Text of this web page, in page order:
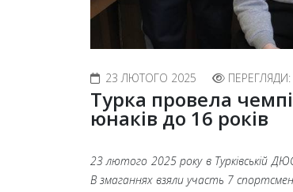
23 ЛЮТОГО 2025 ПЕРЕГЛЯДИ:
Турка провела
юнаків до 16 років
23 лютого 2025 року в Турківській
В змаганнях взяли участь 7